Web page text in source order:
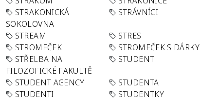
STRAKONICKÁ
SOKOLOVNA
STRÁVNÍCI
STREAM
STRES
STROMEČEK
STROMEČEK S DÁRKY
STŘELBA NA
FILOZOFICKÉ FAKULTĚ
STUDENT
STUDENT AGENCY
STUDENTA
STUDENTI
STUDENTKY